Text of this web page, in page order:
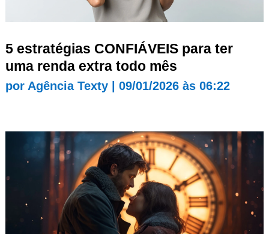
5 estratégias CONFIÁVEIS para ter
uma renda extra todo mês
por Agência Texty| 09/01/2026 às 06:22